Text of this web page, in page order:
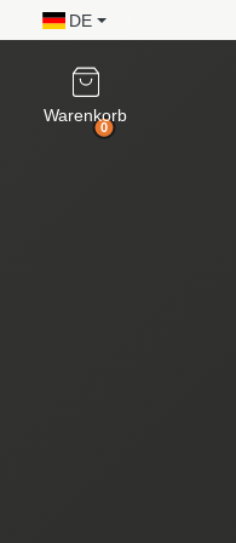
DE
0
Warenkorb